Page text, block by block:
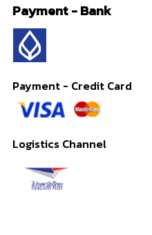
Payment - Bank
Payment - Credit Card
Logistics Channel